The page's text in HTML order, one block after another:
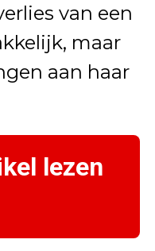
van een
maar
aan haar
lezen